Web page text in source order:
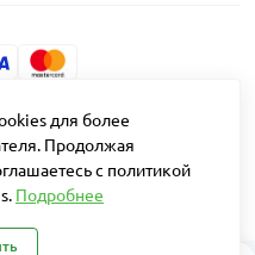
Solutions
"Русская сборка"
© 2026
для более
Продолжая
с политикой
Подробнее